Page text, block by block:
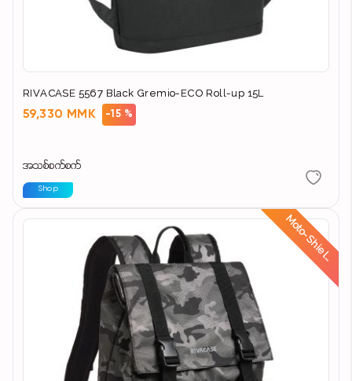
RIVACASE 5567 Black Gremio-ECO Roll-up 15L
59,330 MMK -15 %
အသစ်စက်စက်
Shop
d